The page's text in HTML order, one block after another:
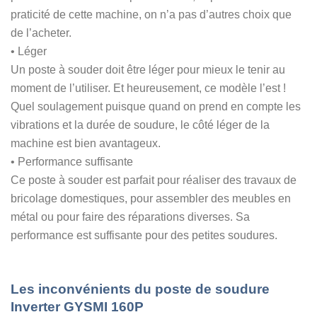
praticité de cette machine, on n’a pas d’autres choix que
de l’acheter.
• Léger
Un poste à souder doit être léger pour mieux le tenir au
moment de l’utiliser. Et heureusement, ce modèle l’est !
Quel soulagement puisque quand on prend en compte les
vibrations et la durée de soudure, le côté léger de la
machine est bien avantageux.
• Performance suffisante
Ce poste à souder est parfait pour réaliser des travaux de
bricolage domestiques, pour assembler des meubles en
métal ou pour faire des réparations diverses. Sa
performance est suffisante pour des petites soudures.
Les inconvénients du poste de soudure
Inverter GYSMI 160P